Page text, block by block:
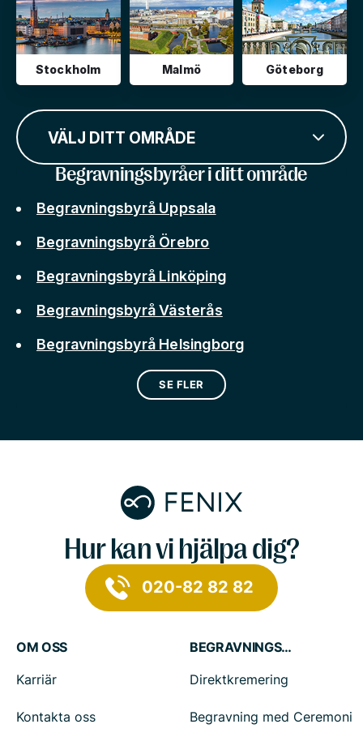
Stockholm Malmö Göteborg
VÄLJ DITT OMRÅDE
Begravningsbyråer i ditt område
Begravningsbyrå Uppsala
Begravningsbyrå Örebro
Begravningsbyrå Linköping
Begravningsbyrå Västerås
Begravningsbyrå Helsingborg
SE FLER
Hur kan vi hjälpa dig?
020-82 82 82
OM OSS
Karriär
Kontakta oss
BEGRAVNINGSTJÄNSTER
Direktkremering
Begravning med Ceremoni